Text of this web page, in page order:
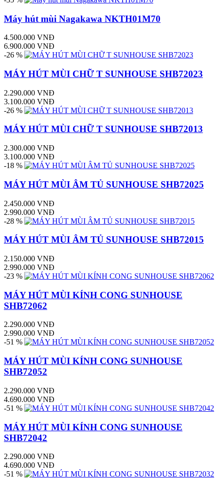
Máy hút mùi Nagakawa NKTH01M70
4.500.000 VNĐ
6.900.000 VNĐ
-26 %
MÁY HÚT MÙI CHỮ T SUNHOUSE SHB72023
2.290.000 VNĐ
3.100.000 VNĐ
-26 %
MÁY HÚT MÙI CHỮ T SUNHOUSE SHB72013
2.300.000 VNĐ
3.100.000 VNĐ
-18 %
MÁY HÚT MÙI ÂM TỦ SUNHOUSE SHB72025
2.450.000 VNĐ
2.990.000 VNĐ
-28 %
MÁY HÚT MÙI ÂM TỦ SUNHOUSE SHB72015
2.150.000 VNĐ
2.990.000 VNĐ
-23 %
MÁY HÚT MÙI KÍNH CONG SUNHOUSE
SHB72062
2.290.000 VNĐ
2.990.000 VNĐ
-51 %
MÁY HÚT MÙI KÍNH CONG SUNHOUSE
SHB72052
2.290.000 VNĐ
4.690.000 VNĐ
-51 %
MÁY HÚT MÙI KÍNH CONG SUNHOUSE
SHB72042
2.290.000 VNĐ
4.690.000 VNĐ
-51 %